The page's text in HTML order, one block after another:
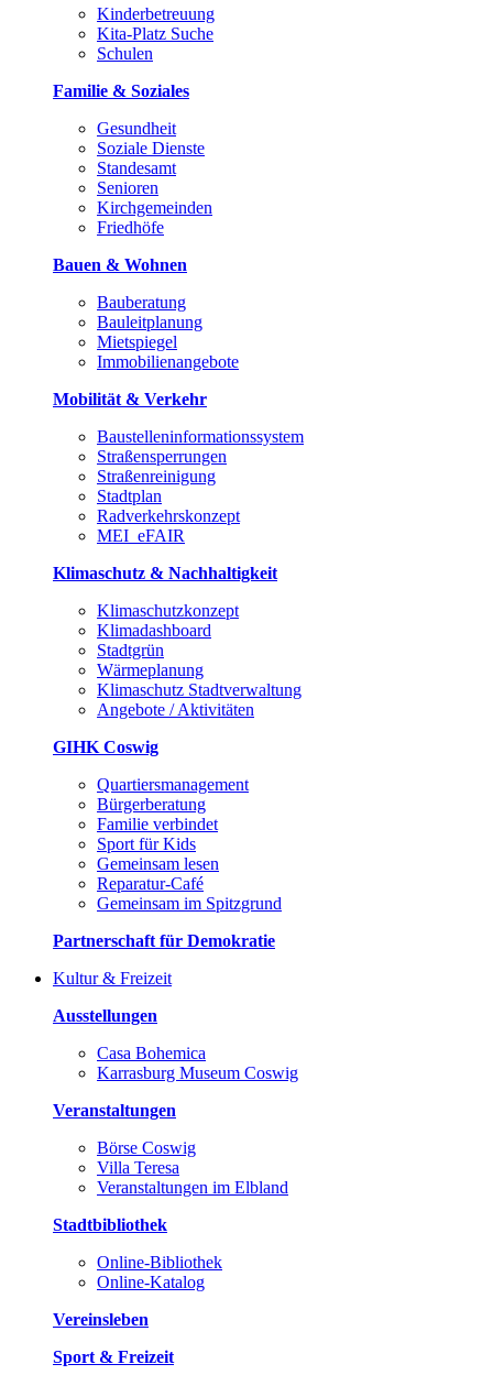
Kinderbetreuung
Kita-Platz Suche
Schulen
Familie & Soziales
Gesundheit
Soziale Dienste
Standesamt
Senioren
Kirchgemeinden
Friedhöfe
Bauen & Wohnen
Bauberatung
Bauleitplanung
Mietspiegel
Immobilienangebote
Mobilität & Verkehr
Baustelleninformationssystem
Straßensperrungen
Straßenreinigung
Stadtplan
Radverkehrskonzept
MEI_eFAIR
Klimaschutz & Nachhaltigkeit
Klimaschutzkonzept
Klimadashboard
Stadtgrün
Wärmeplanung
Klimaschutz Stadtverwaltung
Angebote / Aktivitäten
GIHK Coswig
Quartiersmanagement
Bürgerberatung
Familie verbindet
Sport für Kids
Gemeinsam lesen
Reparatur-Café
Gemeinsam im Spitzgrund
Partnerschaft für Demokratie
Kultur & Freizeit
Ausstellungen
Casa Bohemica
Karrasburg Museum Coswig
Veranstaltungen
Börse Coswig
Villa Teresa
Veranstaltungen im Elbland
Stadtbibliothek
Online-Bibliothek
Online-Katalog
Vereinsleben
Sport & Freizeit